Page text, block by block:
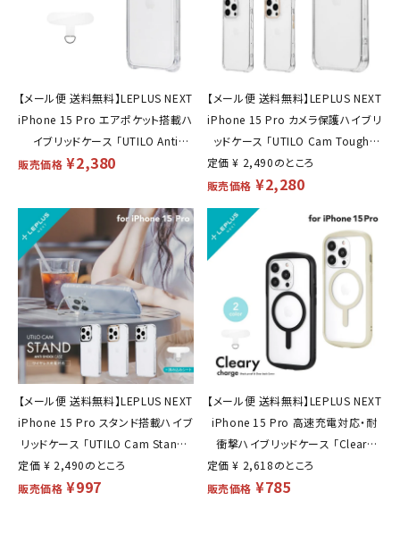
【メール便 送料無料】LEPLUS NEXT
iPhone 15 Pro エアポケット搭載ハ
イブリッドケース 「UTILO Anti
Shock」 クリア TPU PC 保護 シェル
販売価格 ¥2,380
【メール便 送料無料】LEPLUS NEXT
iPhone 15 Pro カメラ保護ハイブリ
ッドケース 「UTILO Cam Tough」
TPU PC アルミ合金 保護 シェルカ
バー LN-IP23CCM
定価 ¥ 2,490のところ
販売価格 ¥2,280
【メール便 送料無料】LEPLUS NEXT
iPhone 15 Pro スタンド搭載ハイブ
リッドケース 「UTILO Cam Stand」
TPU 亜鉛合金 保護 シェルカバー
LN-IP23CSD
定価 ¥ 2,490のところ
販売価格 ¥997
【メール便 送料無料】LEPLUS NEXT
iPhone 15 Pro 高速充電対応・耐
衝撃ハイブリッドケース 「Cleary
charge」 TPU PC ステンレス 保護
シェルカバー LN-IP23PLCC
定価 ¥ 2,618のところ
販売価格 ¥785